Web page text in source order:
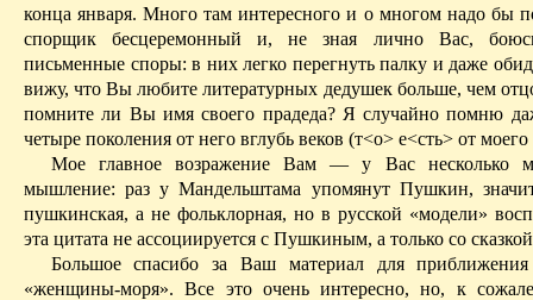
конца января. Много там интересного и о многом надо бы
спорщик бесцеремонный и, не зная лично Вас,
письменные споры: в них легко перегнуть палку и даже
вижу, что Вы любите литературных дедушек больше, чем
помните ли Вы имя своего прадеда? Я случайно помню
четыре поколения от него вглубь веков (т<о> е<сть> от моего
Мое главное возражение Вам — у Вас несколько
мышление: раз у Мандельштама упомянут Пушкин,
пушкин­ская, а не фольклорная, но в русской «модели»
эта цитата не ассоциируется с Пушкиным, а только со
Большое спасибо за Ваш материал для
«женщины-моря». Все это очень интересно, но, к